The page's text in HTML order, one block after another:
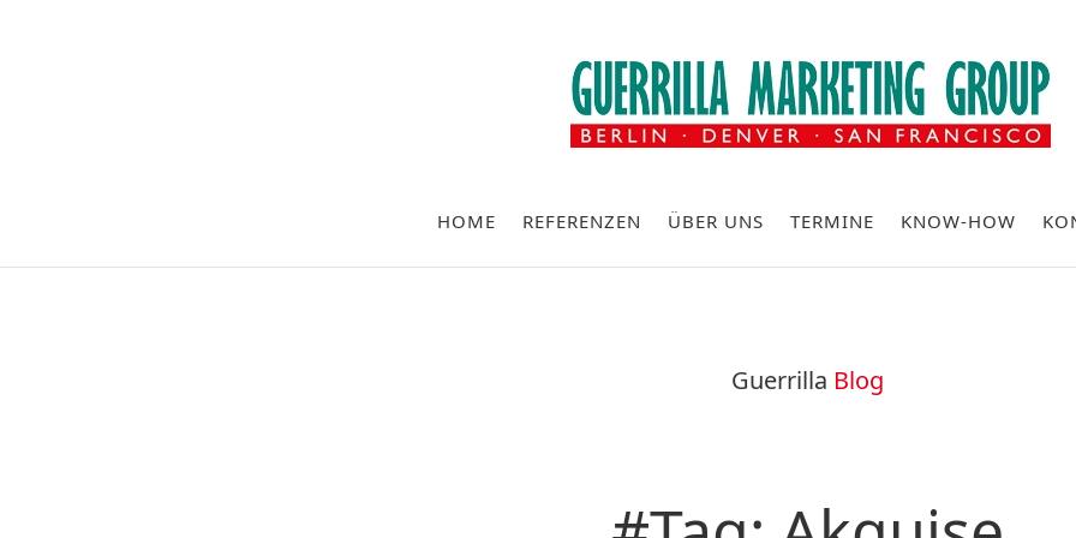
HOME REFERENZEN ÜBER UNS TERMINE KNOW-HOW
Guerrilla Blog